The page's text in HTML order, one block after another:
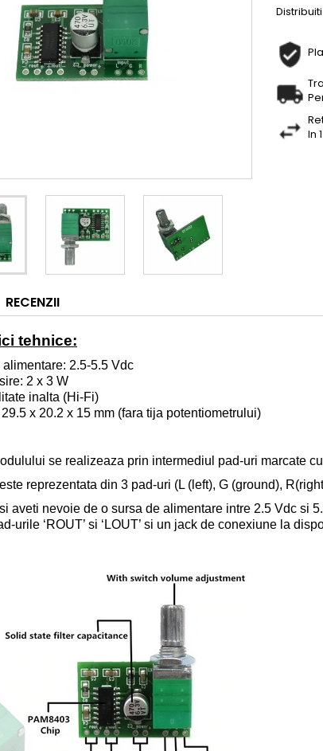
Distribuiti
In
RECENZII
tehnice:
2.5-5.5 Vdc
2 x 3 W
inalta (Hi-Fi)
x 20.2 x 15 mm (fara tija potentiometrului)
se realizeaza prin intermediul pad-uri marcate
reprezentata din 3 pad-uri (L (left), G (ground),
aveti nevoie de o sursa de alimentare intre 2.5 Vdc si
urile ‘ROUT’ si ‘LOUT’ si un jack de conexiune la